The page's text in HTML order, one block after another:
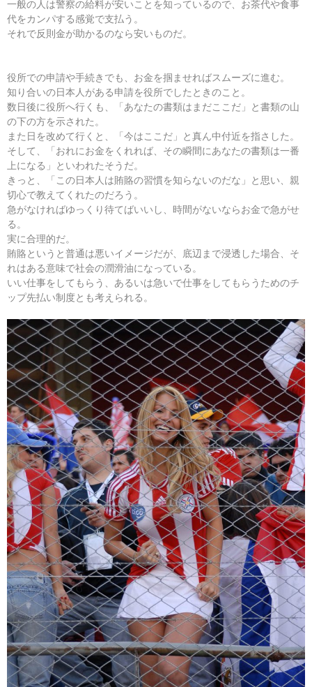
一般の人は警察の給料が安いことを知っているので、お茶代や食事
代をカンパする感覚で支払う。
それで反則金が助かるのなら安いものだ。
役所での申請や手続きでも、お金を掴ませればスムーズに進む。
知り合いの日本人がある申請を役所でしたときのこと。
数日後に役所へ行くも、「あなたの書類はまだここだ」と書類の山
の下の方を示された。
また日を改めて行くと、「今はここだ」と真ん中付近を指さした。
そして、「おれにお金をくれれば、その瞬間にあなたの書類は一番
上になる」といわれたそうだ。
きっと、「この日本人は賄賂の習慣を知らないのだな」と思い、親
切心で教えてくれたのだろう。
急がなければゆっくり待てばいいし、時間がないならお金で急がせ
る。
実に合理的だ。
賄賂というと普通は悪いイメージだが、底辺まで浸透した場合、そ
れはある意味で社会の潤滑油になっている。
いい仕事をしてもらう、あるいは急いで仕事をしてもらうためのチ
ップ先払い制度とも考えられる。